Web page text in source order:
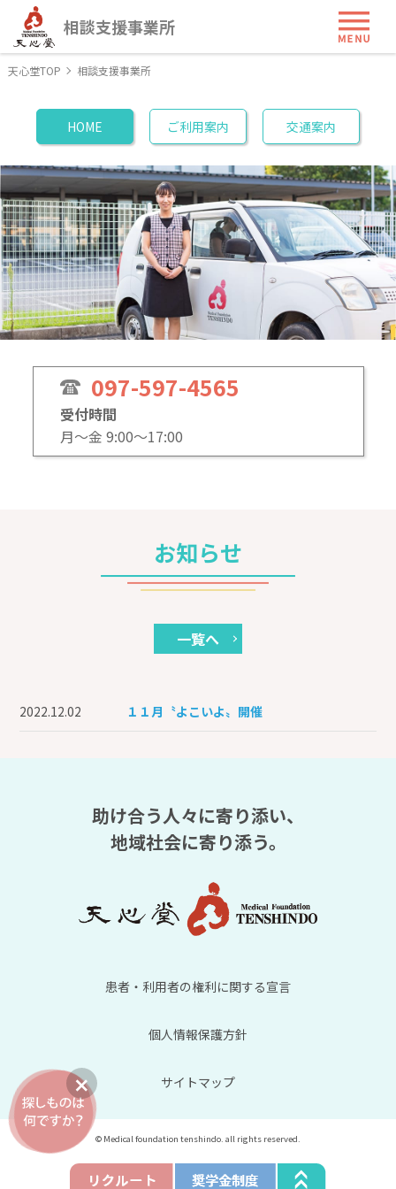
相談支援事業所
天心堂TOP 相談支援事業所
HOME ご利用案内 交通案内
097-597-4565
受付時間
月～金 9:00～17:00
お知らせ
一覧へ
2022.12.02 １１月〝よこいよ〟開催
助け合う人々に寄り添い、
地域社会に寄り添う。
患者・利用者の権利に関する宣言
個人情報保護方針
サイトマップ
© Medical foundation tenshindo. all rights reserved.